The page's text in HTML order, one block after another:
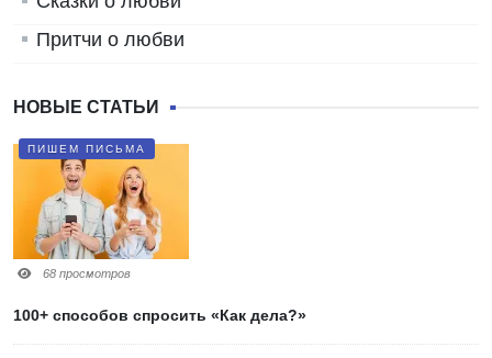
Притчи о любви
НОВЫЕ СТАТЬИ
ПИШЕМ ПИСЬМА
68 просмотров
100+ способов спросить «Как дела?»